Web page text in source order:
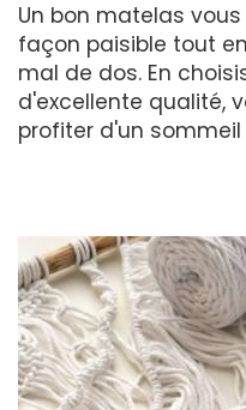
Un bon matelas
façon paisible tout
mal de dos. En
d'excellente qualité,
profiter d'un